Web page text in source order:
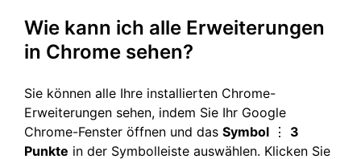
Wie kann ich alle Erweiterungen
in Chrome sehen?
Sie können alle Ihre installierten Chrome-
Erweiterungen sehen, indem Sie Ihr Google
Chrome-Fenster öffnen und das Symbol ⋮ 3
Punkte in der Symbolleiste auswählen. Klicken Sie